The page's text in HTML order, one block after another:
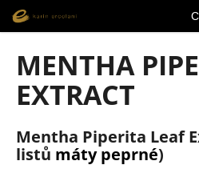
obsah
MENTHA
EXTRACT
Mentha Piperita Leaf
listů máty peprné)
o
C
o
p
o